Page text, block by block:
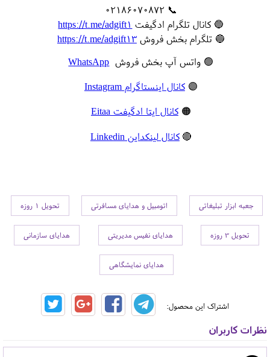
📞 02186070872
🔵 کانال تلگرام ادگیفت https://t.me/adgift1
🔵 تلگرام بخش فروشhttps://t.me/adgift13
🟢 واتس آپ بخش فروش WhatsApp
🟣کانال اینستاگرام Instagram
🟠کانال ایتا ادگیفت Eitaa
🔴 کانال لینکداین Linkedin
جعبه ابزار تبلیغاتی اتومبیل و هدایای مسافرتی تحویل 1 روزه
تحویل 3 روزه هدایای نفیس مدیریتی هدایای سازمانی
هدایای نمایشگاهی
اشتراک این محصول:
نظرات کاربران